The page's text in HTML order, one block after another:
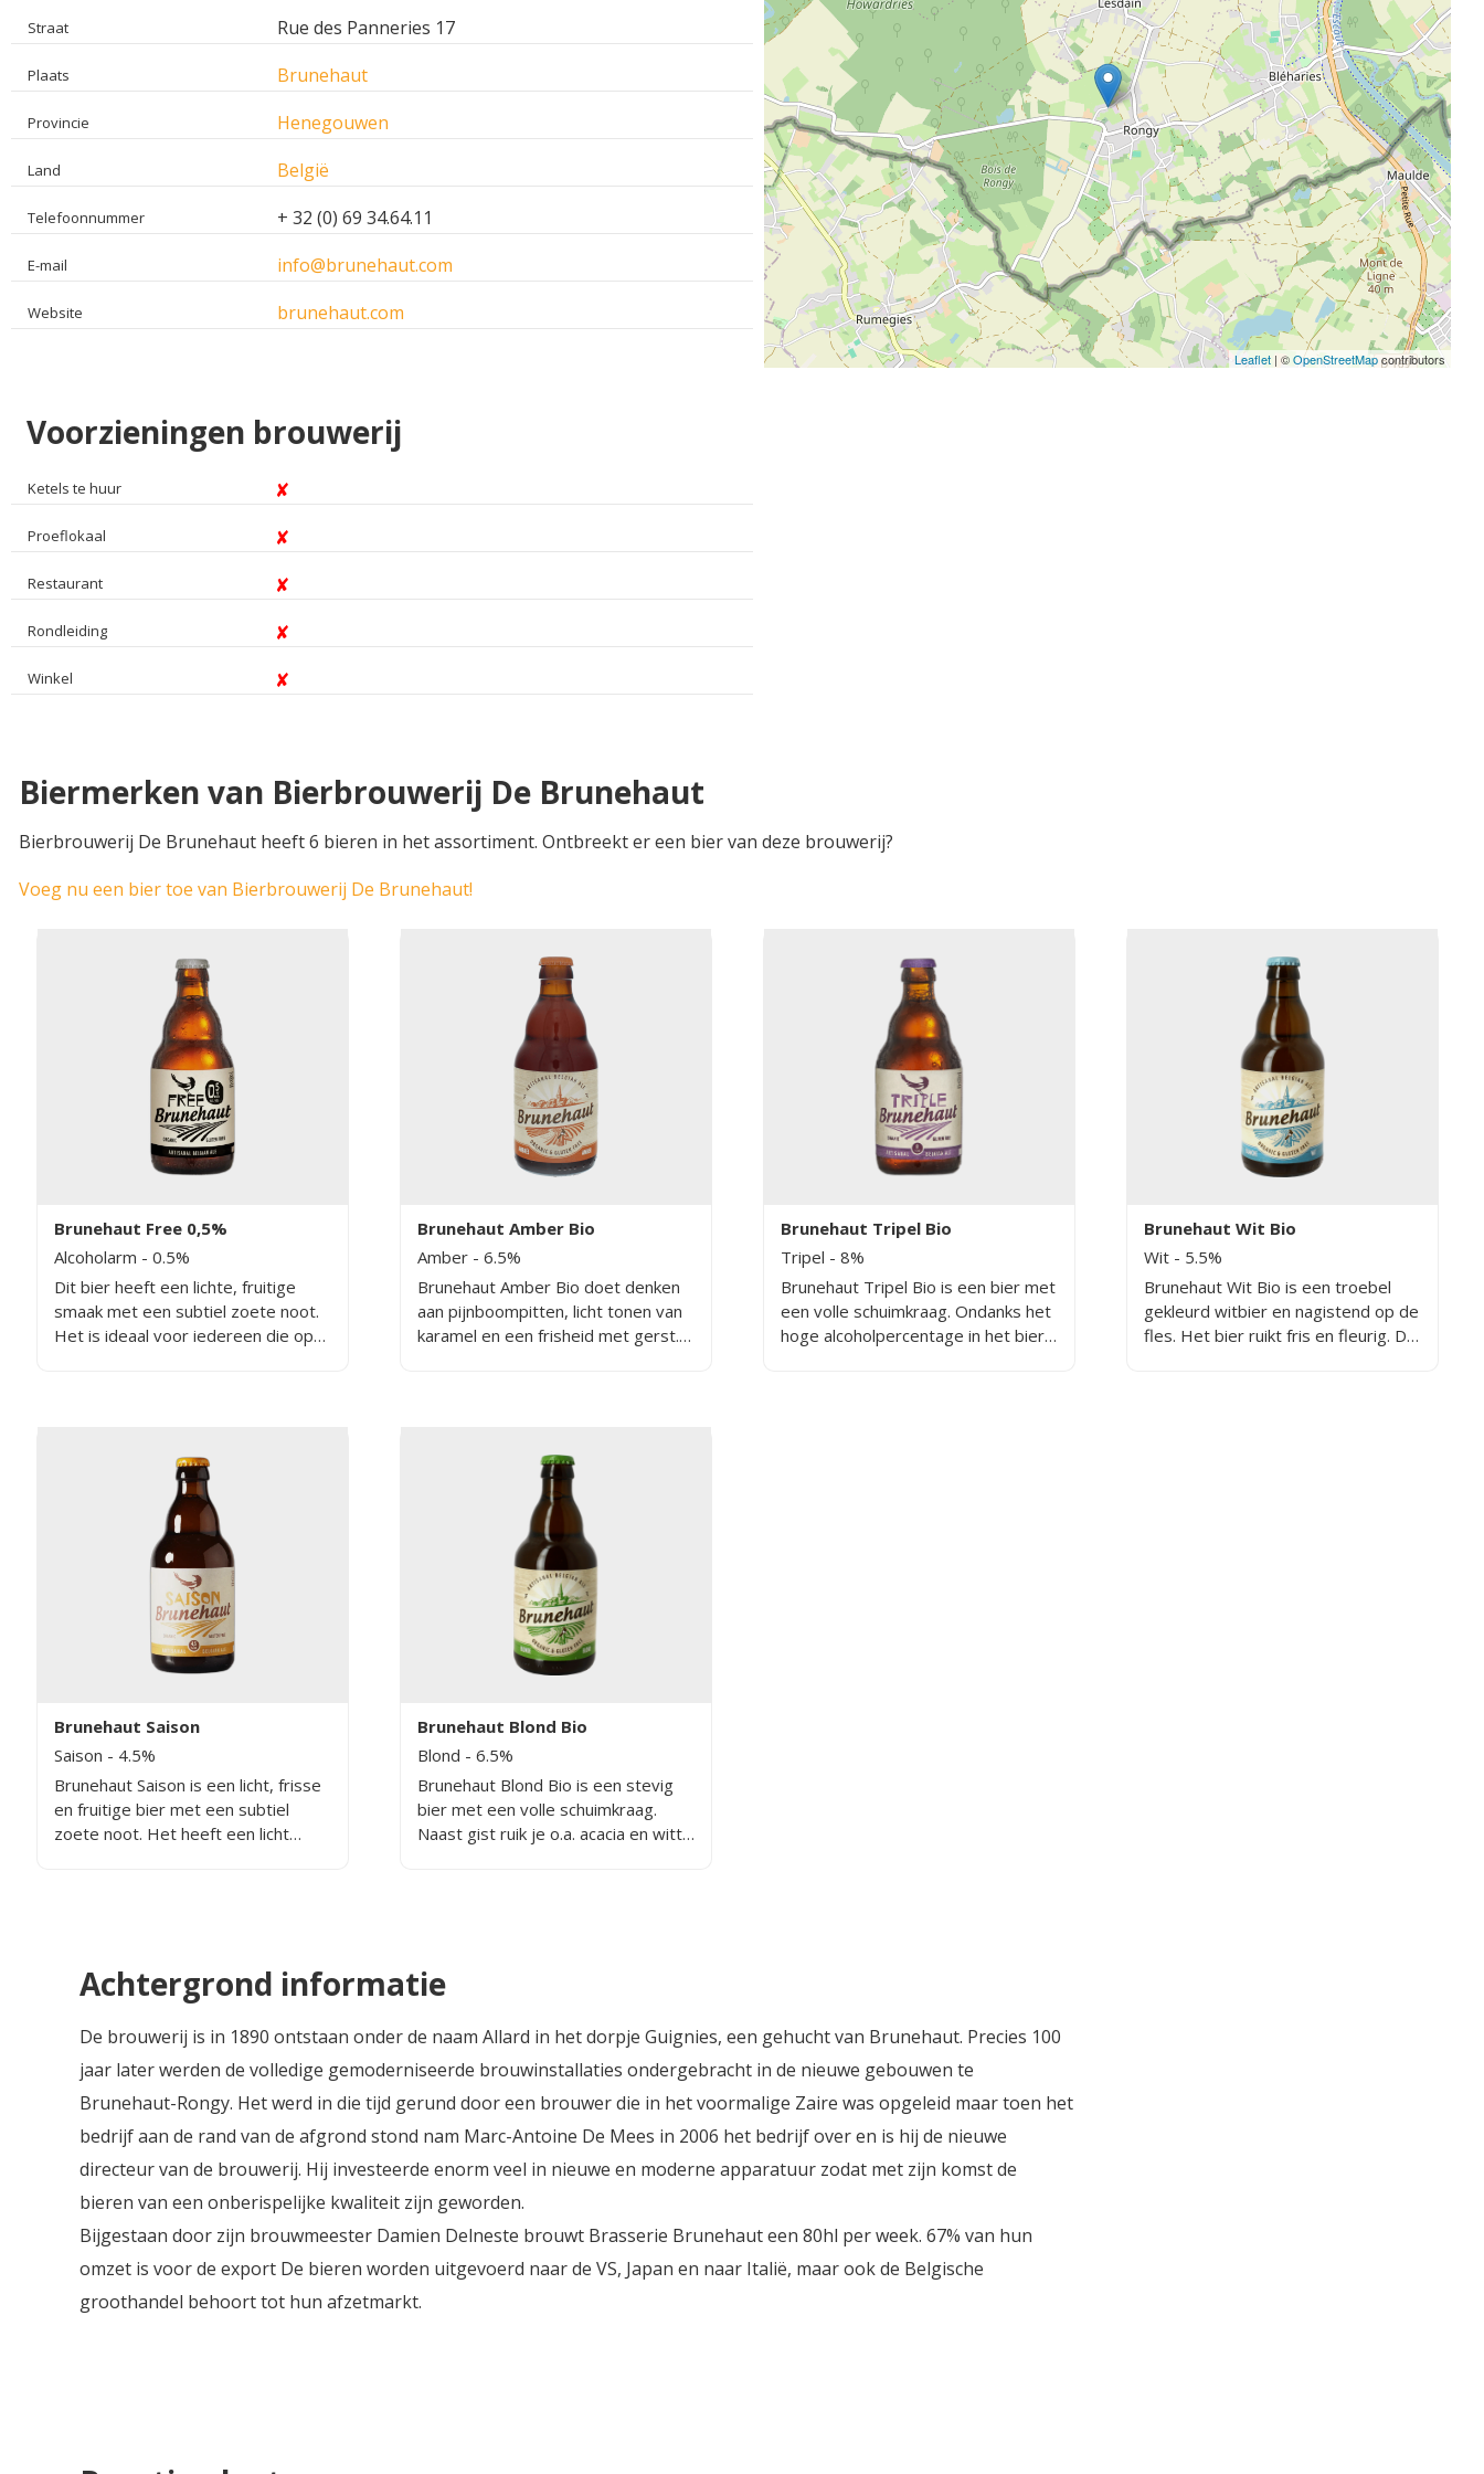
Straat Rue des Panneries 17
Plaats Brunehaut
Provincie Henegouwen
Land België
Telefoonnummer + 32 (0) 69 34.64.11
E-mail info@brunehaut.com
Website brunehaut.com
Leaflet | ©OpenStreetMapcontributors
Voorzieningen brouwerij
Ketels te huur
Proeflokaal
Restaurant
Rondleiding
Winkel
Biermerken van Bierbrouwerij De Brunehaut
Bierbrouwerij De Brunehaut heeft 6 bieren in het assortiment. Ontbreekt er een bier van deze brouwerij?
Voeg nu een bier toe van Bierbrouwerij De Brunehaut!
Brunehaut Free 0,5%
Alcoholarm - 0.5%
Dit bier heeft een lichte, fruitige
smaak met een subtiel zoete noot.
Het is ideaal voor iedereen die op
Brunehaut Amber Bio
Amber - 6.5%
Brunehaut Amber Bio doet denken
aan pijnboompitten, licht tonen van
karamel en een frisheid met gerst.
Brunehaut Tripel Bio
Tripel - 8%
Brunehaut Tripel Bio is een bier met
een volle schuimkraag. Ondanks het
hoge alcoholpercentage in het bier
Brunehaut Wit Bio
Wit - 5.5%
Brunehaut Wit Bio is een troebel
gekleurd witbier en nagistend op de
fles. Het bier ruikt fris en fleurig. De
Brunehaut Saison
Saison - 4.5%
Brunehaut Saison is een licht, frisse
en fruitige bier met een subtiel
zoete noot. Het heeft een licht
uitstekend geschikt maakt voor
zowel warme zomerse dan wel
koude herfstelijke dagen.
Brunehaut Blond Bio
Blond - 6.5%
Brunehaut Blond Bio is een stevig
bier met een volle schuimkraag.
Naast gist ruik je o.a. acacia en witte
Achtergrond informatie
De brouwerij is in 1890 ontstaan onder de naam Allard in het dorpje Guignies, een gehucht van Brunehaut. Precies 100
jaar later werden de volledige gemoderniseerde brouwinstallaties ondergebracht in de nieuwe gebouwen te
Brunehaut-Rongy. Het werd in die tijd gerund door een brouwer die in het voormalige Zaire was opgeleid maar toen het
bedrijf aan de rand van de afgrond stond nam Marc-Antoine De Mees in 2006 het bedrijf over en is hij de nieuwe
directeur van de brouwerij. Hij investeerde enorm veel in nieuwe en moderne apparatuur zodat met zijn komst de
bieren van een onberispelijke kwaliteit zijn geworden.
Bijgestaan door zijn brouwmeester Damien Delneste brouwt Brasserie Brunehaut een 80hl per week. 67% van hun
omzet is voor de export De bieren worden uitgevoerd naar de VS, Japan en naar Italië, maar ook de Belgische
groothandel behoort tot hun afzetmarkt.